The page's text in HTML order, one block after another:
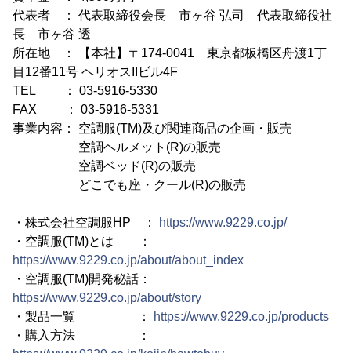
代表者 ： 代表取締役会長 市ヶ谷 弘司 代表取締役社
長 市ヶ谷 透
所在地 ： 【本社】〒174-0041 東京都板橋区舟渡1丁
目12番11号 ヘリオスIIビル4F
TEL ： 03-5916-5330
FAX ： 03-5916-5331
事業内容： 空調服(TM)及び関連商品の企画・販売
空調ヘルメット(R)の販売
空調ベッド(R)の販売
どこでも座・クール(R)の販売
・株式会社空調服HP ：
https://www.9229.co.jp/
・空調服(TM)とは ：
https://www.9229.co.jp/about/about_index
・空調服(TM)開発秘話：
https://www.9229.co.jp/about/story
・製品一覧 ：
https://www.9229.co.jp/products
・購入方法 ：